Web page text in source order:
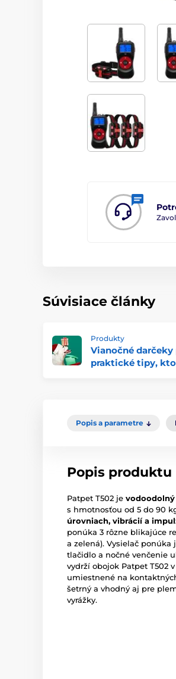
Súvisiace články
Produkty
Vianočné
praktické tipy,
Popis a parametre
Popis produktu
Patpet T502 je
s hmotnosťou od 5 do 90
úrovniach, vibrácií a
ponúka 3 rôzne blikajúce
a zelená). Vysielač
tlačidlo a nočné venčenie
vydrží obojok Patpet T502
umiestnené na
šetrný a vhodný aj pre
vyrážky.